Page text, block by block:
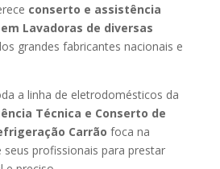
conserto e assistência
Lavadoras de diversas
grandes fabricantes nacionais e
a linha de eletrodomésticos da
Técnica e Conserto de
Carrão foca na
seus profissionais para prestar